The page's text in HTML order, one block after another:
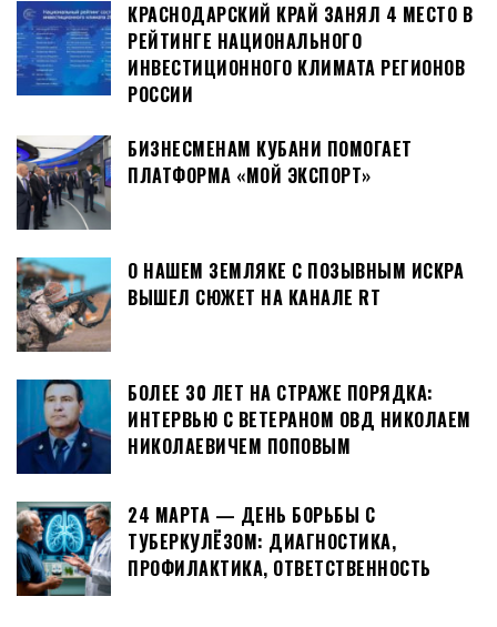
КРАСНОДАРСКИЙ КРАЙ ЗАНЯЛ 4 МЕСТО В
РЕЙТИНГЕ НАЦИОНАЛЬНОГО
ИНВЕСТИЦИОННОГО КЛИМАТА РЕГИОНОВ
РОССИИ
БИЗНЕСМЕНАМ КУБАНИ ПОМОГАЕТ
ПЛАТФОРМА «МОЙ ЭКСПОРТ»
О НАШЕМ ЗЕМЛЯКЕ С ПОЗЫВНЫМ ИСКРА
ВЫШЕЛ СЮЖЕТ НА КАНАЛЕ RT
БОЛЕЕ 30 ЛЕТ НА СТРАЖЕ ПОРЯДКА:
ИНТЕРВЬЮ С ВЕТЕРАНОМ ОВД НИКОЛАЕМ
НИКОЛАЕВИЧЕМ ПОПОВЫМ
24 МАРТА — ДЕНЬ БОРЬБЫ С
ТУБЕРКУЛЁЗОМ: ДИАГНОСТИКА,
ПРОФИЛАКТИКА, ОТВЕТСТВЕННОСТЬ